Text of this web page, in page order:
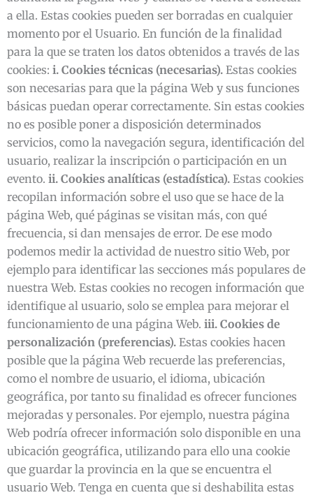
a ella. Estas cookies pueden ser borradas en cualquier
momento por el Usuario. En función de la finalidad
para la que se traten los datos obtenidos a través de las
cookies: i. Cookies técnicas (necesarias). Estas cookies
son necesarias para que la página Web y sus funciones
básicas puedan operar correctamente. Sin estas cookies
no es posible poner a disposición determinados
servicios, como la navegación segura, identificación del
usuario, realizar la inscripción o participación en un
evento. ii. Cookies analíticas (estadística). Estas cookies
recopilan información sobre el uso que se hace de la
página Web, qué páginas se visitan más, con qué
frecuencia, si dan mensajes de error. De ese modo
podemos medir la actividad de nuestro sitio Web, por
ejemplo para identificar las secciones más populares de
nuestra Web. Estas cookies no recogen información que
identifique al usuario, solo se emplea para mejorar el
funcionamiento de una página Web. iii. Cookies de
personalización (preferencias). Estas cookies hacen
posible que la página Web recuerde las preferencias,
como el nombre de usuario, el idioma, ubicación
geográfica, por tanto su finalidad es ofrecer funciones
mejoradas y personales. Por ejemplo, nuestra página
Web podría ofrecer información solo disponible en una
ubicación geográfica, utilizando para ello una cookie
que guardar la provincia en la que se encuentra el
usuario Web. Tenga en cuenta que si deshabilita estas